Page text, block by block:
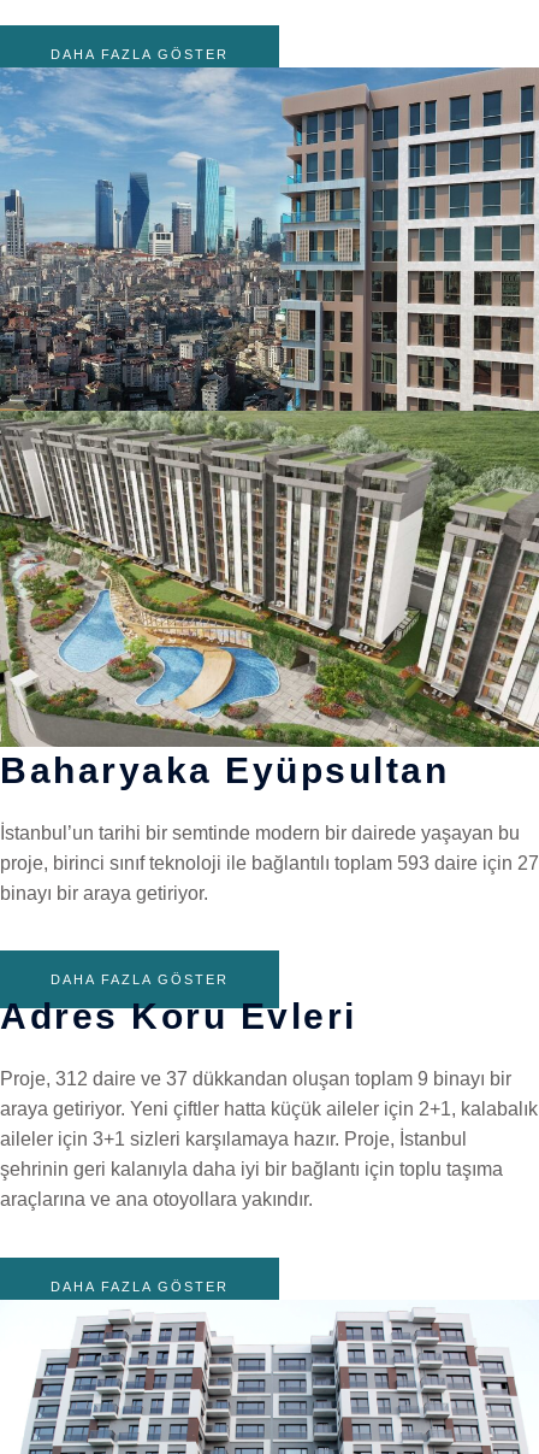
DAHA FAZLA GÖSTER
Baharyaka Eyüpsultan
İstanbul’un tarihi bir semtinde modern bir dairede yaşayan bu
proje, birinci sınıf teknoloji ile bağlantılı toplam 593 daire için 27
binayı bir araya getiriyor.
DAHA FAZLA GÖSTER
Adres Koru Evleri
Proje, 312 daire ve 37 dükkandan oluşan toplam 9 binayı bir
araya getiriyor. Yeni çiftler hatta küçük aileler için 2+1, kalabalık
aileler için 3+1 sizleri karşılamaya hazır. Proje, İstanbul
şehrinin geri kalanıyla daha iyi bir bağlantı için toplu taşıma
araçlarına ve ana otoyollara yakındır.
DAHA FAZLA GÖSTER